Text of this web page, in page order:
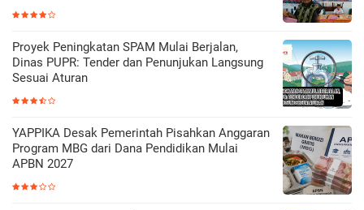
Proyek Peningkatan SPAM Mulai Berjalan,
Dinas PUPR: Tender dan Penunjukan Langsung
Sesuai Aturan
YAPPIKA Desak Pemerintah Pisahkan Anggaran
Program MBG dari Dana Pendidikan Mulai
APBN 2027